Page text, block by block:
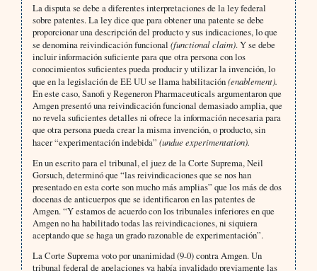
La disputa se debe a diferentes interpretaciones de la ley federal
sobre patentes. La ley dice que para obtener una patente se debe
proporcionar una descripción del producto y sus indicaciones, lo que
se denomina reivindicación funcional (functional claim). Y se debe
incluir información suficiente para que otra persona con los
conocimientos suficientes pueda producir y utilizar la invención, lo
que en la legislación de EE UU se llama habilitación(enablement).
En este caso, Sanofi y Regeneron Pharmaceuticals argumentaron que
Amgen presentó una reivindicación funcional demasiado amplia, que
no revela suficientes detalles ni ofrece la información necesaria para
que otra persona pueda crear la misma invención, o producto, sin
hacer “experimentación indebida” (undue experimentation).
En un escrito para el tribunal, el juez de la Corte Suprema, Neil
Gorsuch, determinó que “las reivindicaciones que se nos han
presentado en esta corte son mucho más amplias” que los más de dos
docenas de anticuerpos que se identificaron en las patentes de
Amgen. “Y estamos de acuerdo con los tribunales inferiores en que
Amgen no ha habilitado todas las reivindicaciones, ni siquiera
aceptando que se haga un grado razonable de experimentación”.
La Corte Suprema voto por unanimidad (9-0) contra Amgen. Un
tribunal federal de apelaciones ya había invalidado previamente las